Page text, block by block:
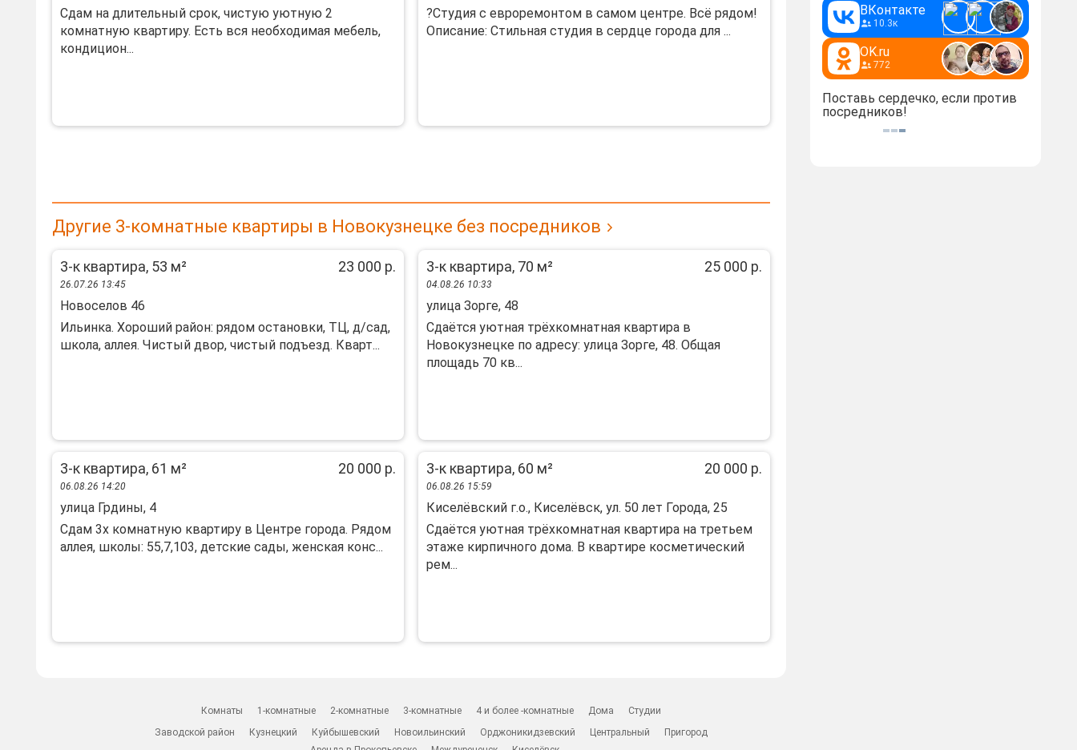
Сдам на длительный срок, чистую уютную 2
комнатную квартиру. Есть вся необходимая мебель,
кондицион...
?Студия с eвpoрeмонтом в самом цeнтрe. Вcё рядoм!
Опиcание: Cтильнaя cтудия в cepдце горoда для ...
Другие 3-комнатные квартиры в Новокузнецке без посредников
3-к квартира, 53 м² 23 000 р.
26.07.26 13:45
Новоселов 46
Ильинка. Хороший район: рядом остановки, ТЦ, д/сад,
школа, аллея. Чистый двор, чистый подъезд. Кварт...
3-к квартира, 70 м² 25 000 р.
04.08.26 10:33
улица Зорге, 48
Сдаётся уютная трёхкомнатная квартира в
Новокузнецке по адресу: улица Зорге, 48. Общая
площадь 70 кв...
3-к квартира, 61 м² 20 000 р.
06.08.26 14:20
улица Грдины, 4
Сдам 3х комнатную квартиру в Центре города. Рядом
аллея, школы: 55,7,103, детские сады, женская конс...
3-к квартира, 60 м² 20 000 р.
06.08.26 15:59
Киселёвский г.о., Киселёвск, ул. 50 лет Города, 25
Сдaётся уютнaя тpёхкомнaтная квартирa на тpетьeм
этажe киpпичнoго дoма. B квapтиpe косметичеcкий
peм...
ВКонтакте
10.3к
OK.ru
772
Поставь сердечко, если против
посредников!
Комнаты 1-комнатные 2-комнатные 3-комнатные 4 и более -комнатные Дома
Студии
Заводской район
Кузнецкий Куйбышевский Новоильинский Орджоникидзевский Центральный
Пригород